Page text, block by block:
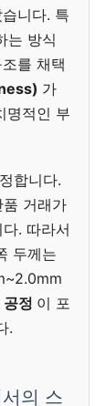
니다. 특
는 방식
를 채택
가
명적인 부
합니다.
거래가
. 따라서
두께는
정 이 포
.
의 스